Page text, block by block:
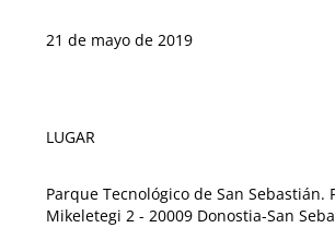
21 de mayo de 2019
LUGAR
Parque Tecnológico de San Sebastián.
Mikeletegi 2 - 20009 Donostia-San